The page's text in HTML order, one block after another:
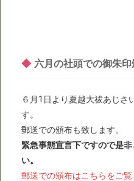
◆ 六月の社頭での御朱
６月1日より夏越大祓あじさ
す。
郵送での頒布も致します。
緊急事態宣言下ですので是
い。
郵送での頒布はこちらをご